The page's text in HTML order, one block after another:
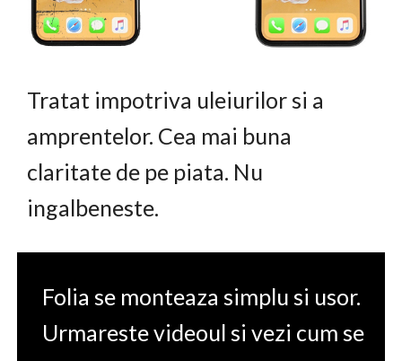
Tratat impotriva uleiurilor si a
amprentelor. Cea mai buna
claritate de pe piata. Nu
ingalbeneste.
Folia se monteaza simplu si usor.
Urmareste videoul si vezi cum se